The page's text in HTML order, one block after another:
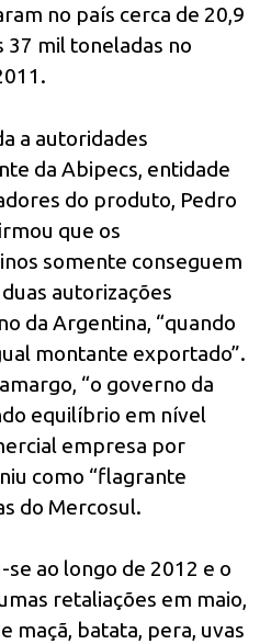
no país cerca de 20,9
37 mil toneladas no
a autoridades
da Abipecs, entidade
do produto, Pedro
que os
somente conseguem
autorizações
da Argentina, “quando
montante exportado”.
“o governo da
equilíbrio em nível
empresa por
como “flagrante
do Mercosul.
ao longo de 2012 e o
retaliações em maio,
maçã, batata, pera, uvas